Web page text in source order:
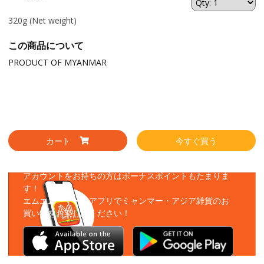
320g (Net weight)
この商品について
PRODUCT OF MYANMAR
カート 今すぐ買う
アカウントをお持ちの方はボーナスポイントもたまりま
す！
エムエムーマートアプリでミャンマー・アジア雑貨のお
買い物をお楽しみください！